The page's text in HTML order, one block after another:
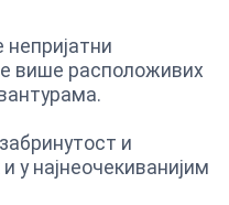
непријатни
више расположивих
и
у најнеочекиванијим